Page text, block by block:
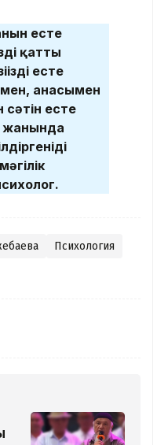
есте
қатты
есте
анасымен
есте
жанында
Психология